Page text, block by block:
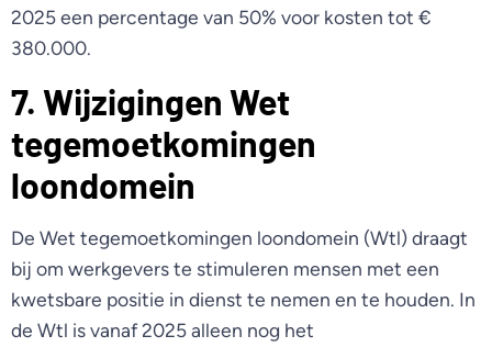
2025 een percentage van 50% voor kosten tot €
380.000.
7. Wijzigingen Wet
tegemoetkomingen
loondomein
De Wet tegemoetkomingen loondomein (Wtl) draagt
bij om werkgevers te stimuleren mensen met een
kwetsbare positie in dienst te nemen en te houden. In
de Wtl is vanaf 2025 alleen nog het